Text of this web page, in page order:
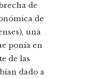
de
de
una
ponía en
de las
dado a